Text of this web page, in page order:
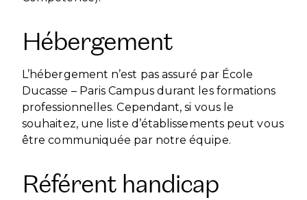
Hébergement
L’hébergement n’est pas assuré par École
Ducasse – Paris Campus durant les formations
professionnelles. Cependant, si vous le
souhaitez, une liste d’établissements peut vous
être communiquée par notre équipe.
Référent handicap